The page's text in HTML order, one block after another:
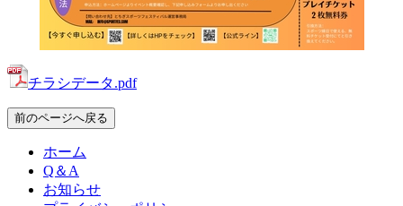
チラシデータ.pdf
前のページへ戻る
ホーム
Q＆A
お知らせ